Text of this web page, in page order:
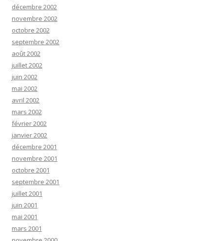
décembre 2002
novembre 2002
octobre 2002
septembre 2002
août 2002
juillet 2002
juin 2002
mai 2002
avril 2002
mars 2002
février 2002
janvier 2002
décembre 2001
novembre 2001
octobre 2001
septembre 2001
juillet 2001
juin 2001
mai 2001
mars 2001